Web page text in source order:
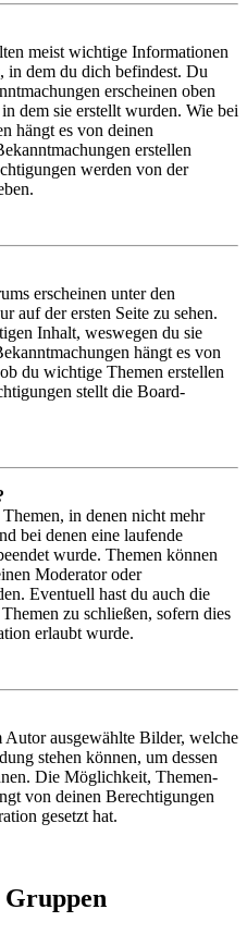
meist wichtige Informationen
in dem du dich befindest. Du
erscheinen oben
dem sie erstellt wurden. Wie bei
hängt es von deinen
erstellen
werden von der
erscheinen unter den
auf der ersten Seite zu sehen.
Inhalt, weswegen du sie
hängt es von
du wichtige Themen erstellen
stellt die Board-
in denen nicht mehr
bei denen eine laufende
wurde. Themen können
Moderator oder
Eventuell hast du auch die
zu schließen, sofern dies
erlaubt wurde.
ausgewählte Bilder, welche
stehen können, um dessen
Die Möglichkeit, Themen-
von deinen Berechtigungen
gesetzt hat.
Gruppen